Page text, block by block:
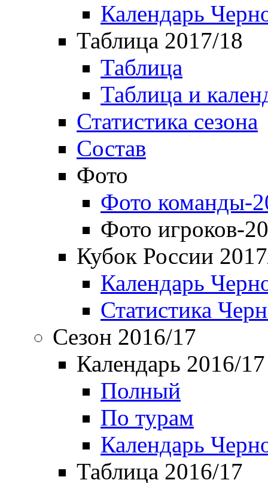
Календарь
Таблица 2017/18
Таблица
Таблица и
Статистика сезона
Состав
Фото
Фото команды-
Фото игроков-
Кубок России
Календарь
Статистика
Сезон 2016/17
Календарь 2016/17
Полный
По турам
Календарь
Таблица 2016/17